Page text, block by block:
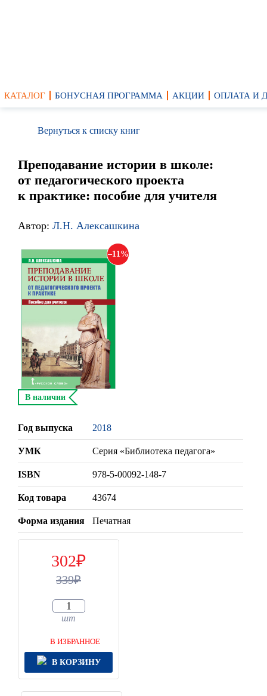
КАТАЛОГ БОНУСНАЯ ПРОГРАММА АКЦИИ ОПЛАТА И
Вернуться к списку книг
Преподавание истории в школе:
от педагогического проекта
к практике: пособие для учителя
Автор: Л.Н. Алексашкина
11
В наличии
Год выпуска 2018
УМК Серия «Библиотека педагога»
ISBN 978-5-00092-148-7
Код товара 43674
Форма издания Печатная
302
339
шт
В ИЗБРАННОЕ
В КОРЗИНУ